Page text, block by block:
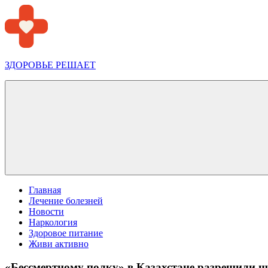
Перейти
к
содержимому
ЗДОРОВЬЕ РЕШАЕТ
Меню
Главная
Лечение болезней
Новости
Наркология
Здоровое питание
Живи активно